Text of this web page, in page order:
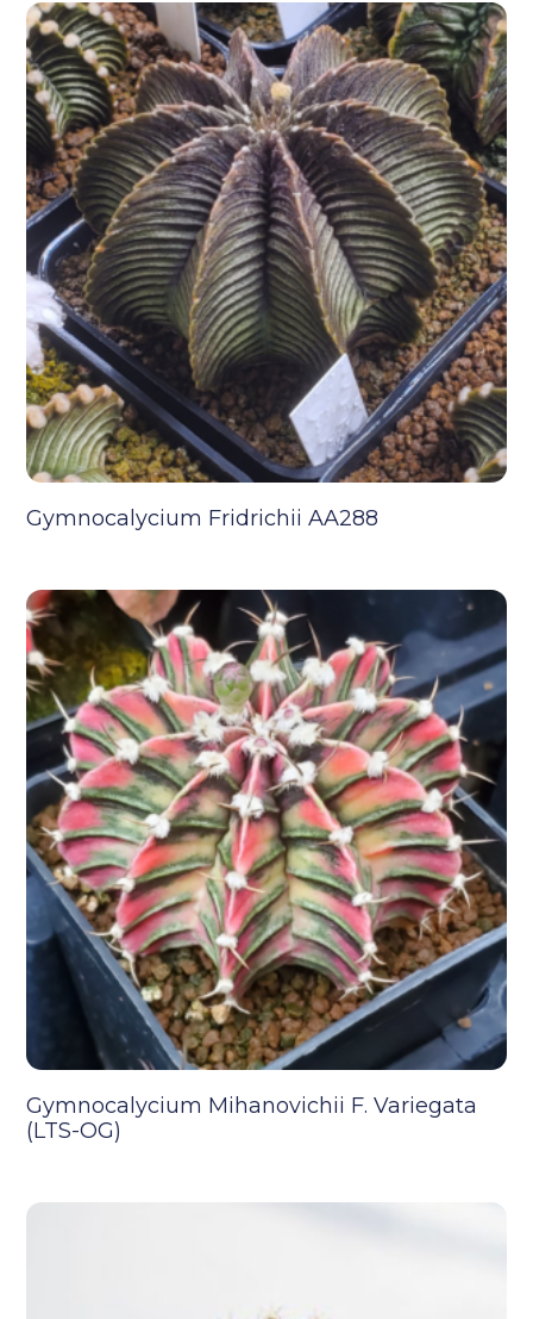
Gymnocalycium Fridrichii AA288
Gymnocalycium Mihanovichii F. Variegata
(LTS-OG)